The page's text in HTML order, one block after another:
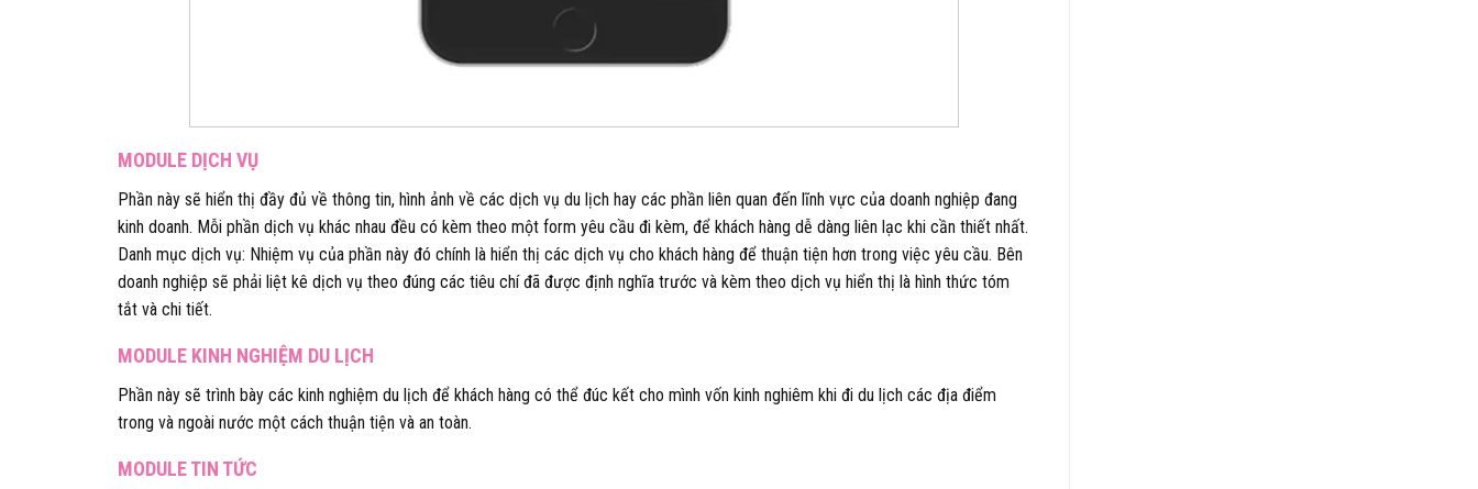
MODULE DỊCH VỤ
Phần này sẽ hiển thị đầy đủ về thông tin, hình ảnh về các dịch vụ du lịch hay các phần liên quan đến lĩnh vực của doanh nghiệp đang
kinh doanh. Mỗi phần dịch vụ khác nhau đều có kèm theo một form yêu cầu đi kèm, để khách hàng dễ dàng liên lạc khi cần thiết nhất.
Danh mục dịch vụ: Nhiệm vụ của phần này đó chính là hiển thị các dịch vụ cho khách hàng để thuận tiện hơn trong việc yêu cầu. Bên
doanh nghiệp sẽ phải liệt kê dịch vụ theo đúng các tiêu chí đã được định nghĩa trước và kèm theo dịch vụ hiển thị là hình thức tóm
tắt và chi tiết.
MODULE KINH NGHIỆM DU LỊCH
Phần này sẽ trình bày các kinh nghiệm du lịch để khách hàng có thể đúc kết cho mình vốn kinh nghiêm khi đi du lịch các địa điểm
trong và ngoài nước một cách thuận tiện và an toàn.
MODULE TIN TỨC